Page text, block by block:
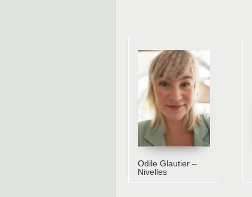
Odile Glautier –
Nivelles